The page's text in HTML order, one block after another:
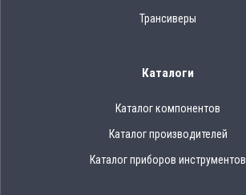
Трансиверы
Каталоги
Каталог компонентов
Каталог производителей
Каталог приборов инструментов